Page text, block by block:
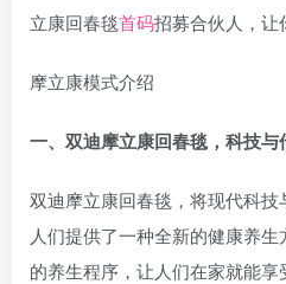
立康回春毯首码招募合伙人，让
摩立康模式介绍
一、双迪摩立康回春毯，科技与
双迪摩立康回春毯，将现代科
人们提供了一种全新的健康养
的养生程序，让人们在家就能